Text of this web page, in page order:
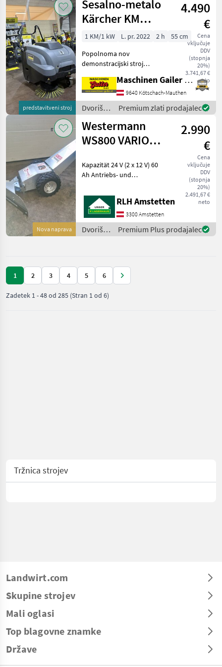
/
Westermann
predstavitveni stroj
Sesalno-metalo
Kärcher KM
75/40 W BP Pack
4.490
€
Cena
vključuje
DDV
(stopnja
20%)
3.741,67 €
neto
1 KM/1 kW L. pr. 2022 2 h
55 cm
Popolnoma nov
demonstracijski stroj
sesalno-metalni stroj KM
75/40 W Bp Pack je
kompakten, baterijsko
napajan in samovozni stroj
za pro
Maschinen Gailer GmbH
9640 Kötschach-Mauthen
Dvoriščna
mehanizacija
/
Kärcher
Premium zlati prodajalec
Nova naprava
Westermann
WS800 VARIO
2.990
€
Cena
vključuje
DDV
(stopnja
20%)
2.491,67 €
neto
Kapazität 24 V (2 x 12 V) 60
Ah Antriebs- und
Futterschild/Schiebeschild -
mechanisch verstellbar
Ladegerät Elektronisch mit
24 V, elektronisc
RLH Amstetten
3300 Amstetten
Dvoriščna
mehanizacija
Premium Plus prodajalec
1 2 3 4 5 6
Zadetek 1-48od 285 (Stran 1 od 6)
Tržnica strojev
Landwirt.com
Skupine strojev
Mali oglasi
Top blagovne znamke
Države